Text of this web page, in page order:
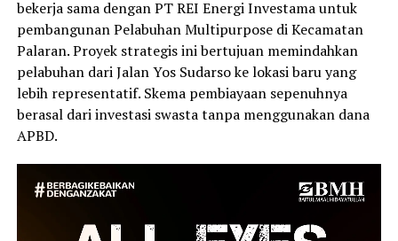
bekerja sama dengan PT REI Energi Investama untuk
pembangunan Pelabuhan Multipurpose di Kecamatan
Palaran. Proyek strategis ini bertujuan memindahkan
pelabuhan dari Jalan Yos Sudarso ke lokasi baru yang
lebih representatif. Skema pembiayaan sepenuhnya
berasal dari investasi swasta tanpa menggunakan dana
APBD.